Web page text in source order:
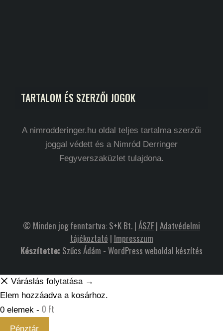
TARTALOM ÉS SZERZŐI JOGOK
A nimrodderinger.hu oldal teljes tartalma szerzői
joggal védett és a Nimród Derringer
Fegyverszaküzlet tulajdona.
© Minden jog fenntartva: S+K Bt. | ÁSZF| Adatvédelmi
tájékoztató | Impresszum
Készítette: Szűcs Ádám - WordPress weboldal készítés
Váráslás folytatása →
Elem hozzáadva a kosárhoz.
0 elemek - 0 Ft
Pénztár